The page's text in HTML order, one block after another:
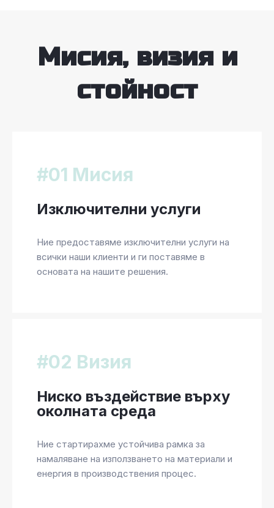
Мисия, визия и
стойност
#01 Мисия
Изключителни услуги
Ние предоставяме изключителни услуги на
всички наши клиенти и ги поставяме в
основата на нашите решения.
#02 Визия
Ниско въздействие върху
околната среда
Ние стартирахме устойчива рамка за
намаляване на използването на материали и
енергия в производствения процес.